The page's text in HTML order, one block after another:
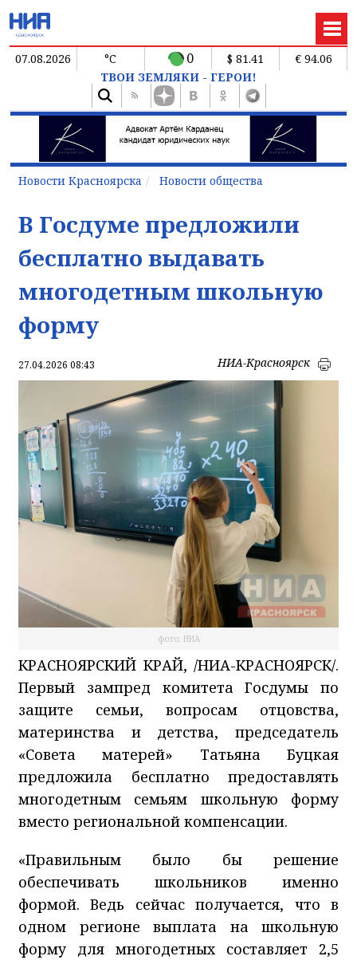
07.08.2026 °C 0 $ 81.41
€ 94.06
ТВОИ ЗЕМЛЯКИ - ГЕРОИ!
Новости Красноярска Новости общества
В Госдуме предложили
бесплатно выдавать
многодетным школьную
форму
27.04.2026 08:43 НИА-Красноярск
фото: НИА
КРАСНОЯРСКИЙ КРАЙ, /НИА-КРАСНОЯРСК/.
Первый зампред комитета Госдумы по
защите семьи, вопросам отцовства,
материнства и детства, председатель
«Совета матерей» Татьяна Буцкая
предложила бесплатно предоставлять
многодетным семьям школьную форму
вместо региональной компенсации.
«Правильным было бы решение
обеспечивать школьников именно
формой. Ведь сейчас получается, что в
одном регионе выплата на школьную
форму для многодетных составляет 2,5